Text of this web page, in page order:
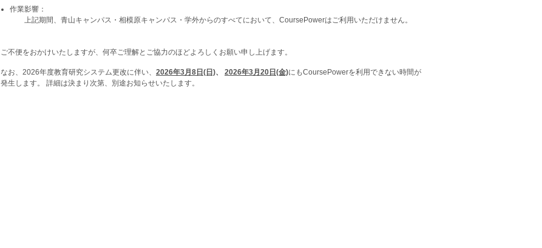
作業影響：
上記期間、青山キャンパス・相模原キャンパス・学外からのすべてにおいて、CoursePowerはご利用いただけません。
ご不便をおかけいたしますが、何卒ご理解とご協力のほどよろしくお願い申し上げます。
なお、2026年度教育研究システム更改に伴い、 2026年3月8日(日)、 2026年3月20日(金)にもCoursePowerを利用できない時間が
発生します。 詳細は決まり次第、別途お知らせいたします。